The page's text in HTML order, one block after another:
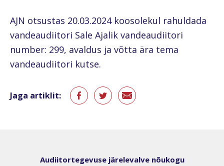
AJN otsustas 20.03.2024 koosolekul rahuldada
vandeaudiitori Sale Ajalik vandeaudiitori
number: 299, avaldus ja võtta ära tema
vandeaudiitori kutse.
Jaga artiklit:
Audiitortegevuse järelevalve nõukogu